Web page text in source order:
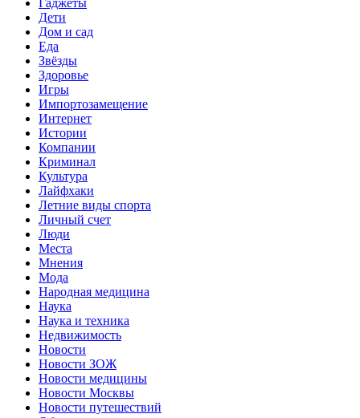
Гаджеты
Дети
Дом и сад
Еда
Звёзды
Здоровье
Игры
Импортозамещение
Интернет
Истории
Компании
Криминал
Культура
Лайфхаки
Летние виды спорта
Личный счет
Люди
Места
Мнения
Мода
Народная медицина
Наука
Наука и техника
Недвижимость
Новости
Новости ЗОЖ
Новости медицины
Новости Москвы
Новости путешествий